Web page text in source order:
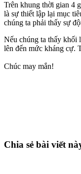
Trên khung thời gian 4
là sự thiết lập lại mục
chúng ta phải thấy sự
Nếu chúng ta thấy khối
lên đến mức kháng cự.
Chúc may mắn!
Chia sẻ bài viết